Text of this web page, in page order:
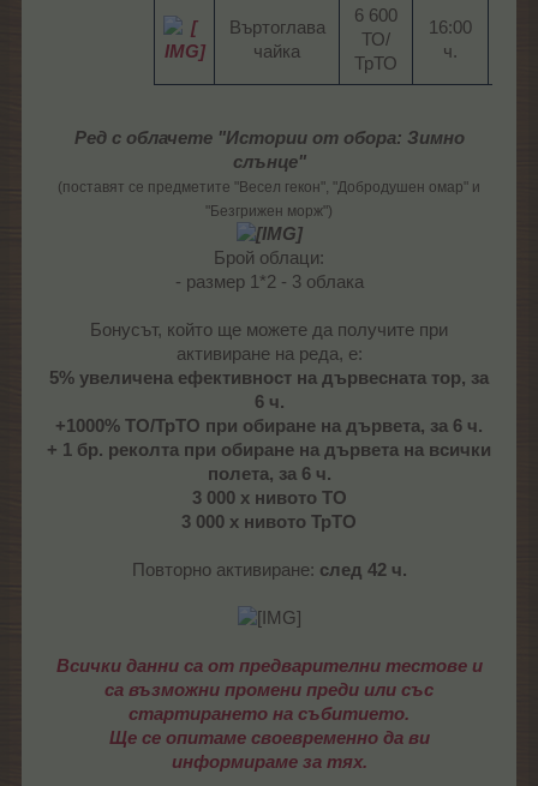
Въртоглава
чайка​
6 600
ТО/
ТрТО​
16:00
ч.​
Ред с облачете "Истории от обора: Зимно
слънце"
(поставят се предметите "Весел гекон", "Добродушен омар" и
"Безгрижен морж")
Брой облаци:
- размер 1*2 - 3 облака
Бонусът, който ще можете да получите при
активиране на реда, е:
5% увеличена ефективност на дървесната тор, за
6 ч.
+1000% ТО/ТрТО при обиране на дървета, за 6 ч.
+ 1 бр. реколта при обиране на дървета на всички
полета, за 6 ч.
3 000 х нивото ТО
3 000 х нивото ТрТО
Повторно активиране: след 42 ч.
Всички данни са от предварителни тестове и
са възможни промени преди или със
стартирането на събитието.
Ще се опитаме своевременно да ви
информираме за тях.